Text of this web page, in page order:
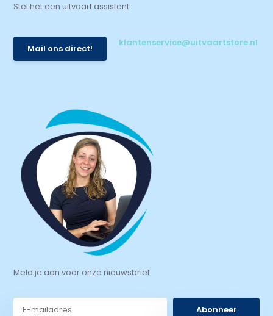
Stel het een uitvaart assistent
Mail ons direct!
klantenservice@uitvaartstore.nl
Meld je aan voor onze nieuwsbrief.
Abonneer